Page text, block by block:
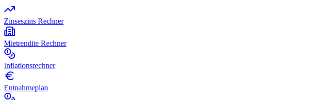
Zinseszins Rechner
Mietrendite Rechner
Inflationsrechner
Entnahmeplan